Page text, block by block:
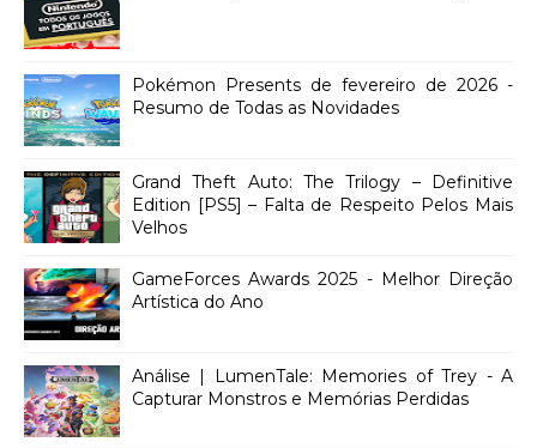
Pokémon Presents de fevereiro de 2026 -
Resumo de Todas as Novidades
Grand Theft Auto: The Trilogy – Definitive
Edition [PS5] – Falta de Respeito Pelos Mais
Velhos
GameForces Awards 2025 - Melhor Direção
Artística do Ano
Análise | LumenTale: Memories of Trey - A
Capturar Monstros e Memórias Perdidas